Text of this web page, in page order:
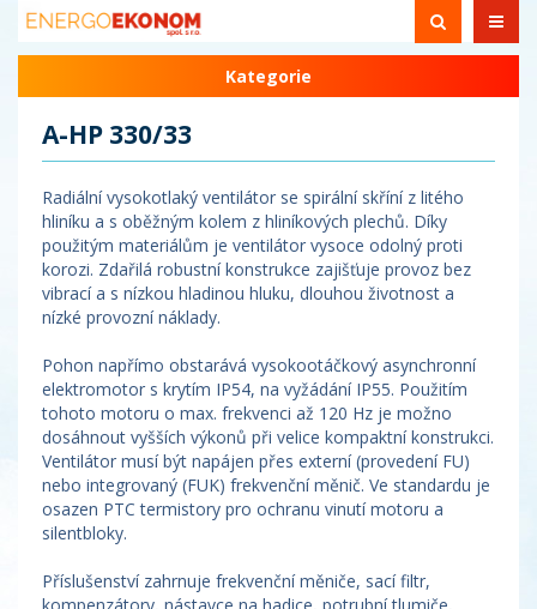
Kategorie
A-HP 330/33
Radiální vysokotlaký ventilátor se spirální skříní z litého
hliníku a s oběžným kolem z hliníkových plechů. Díky
použitým materiálům je ventilátor vysoce odolný proti
korozi. Zdařilá robustní konstrukce zajišťuje provoz bez
vibrací a s nízkou hladinou hluku, dlouhou životnost a
nízké provozní náklady.
Pohon napřímo obstarává vysokootáčkový asynchronní
elektromotor s krytím IP54, na vyžádání IP55. Použitím
tohoto motoru o max. frekvenci až 120 Hz je možno
dosáhnout vyšších výkonů při velice kompaktní konstrukci.
Ventilátor musí být napájen přes externí (provedení FU)
nebo integrovaný (FUK) frekvenční měnič. Ve standardu je
osazen PTC termistory pro ochranu vinutí motoru a
silentbloky.
Příslušenství zahrnuje frekvenční měniče, sací filtr,